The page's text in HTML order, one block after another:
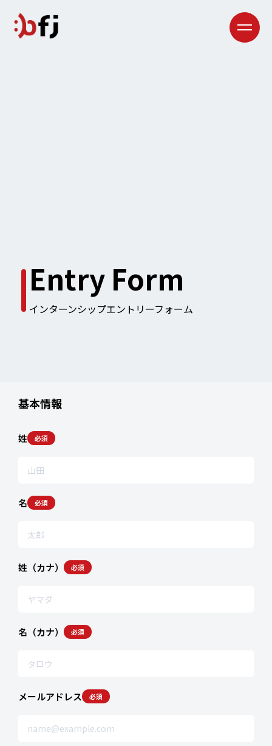
Entry Form
インターンシップエントリーフォーム
基本情報
姓 必須
名 必須
姓（カナ） 必須
名（カナ） 必須
メールアドレス 必須